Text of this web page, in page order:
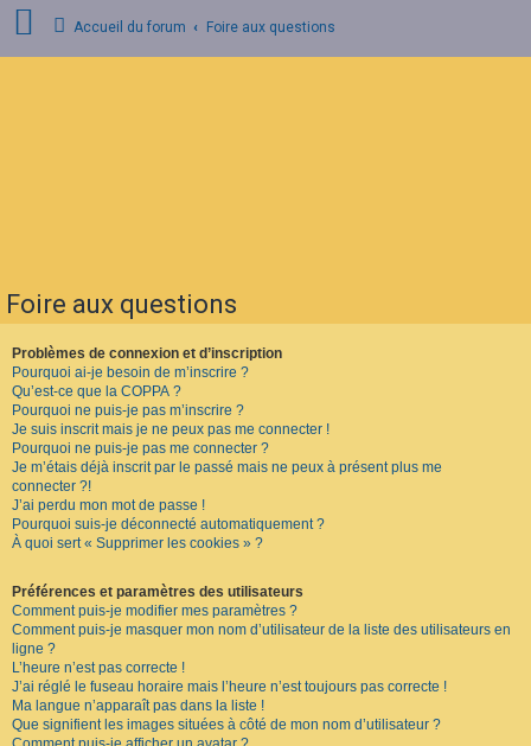
s
c
r
i
p
t
i
o
n
F
Accueil du forum Foire aux questions
Foire aux questions
Problèmes de connexion et d’inscription
Pourquoi ai-je besoin de m’inscrire ?
Qu’est-ce que la COPPA ?
Pourquoi ne puis-je pas m’inscrire ?
Je suis inscrit mais je ne peux pas me connecter !
Pourquoi ne puis-je pas me connecter ?
Je m’étais déjà inscrit par le passé mais ne peux à présent plus me
connecter ?!
J’ai perdu mon mot de passe !
Pourquoi suis-je déconnecté automatiquement ?
À quoi sert « Supprimer les cookies » ?
Préférences et paramètres des utilisateurs
Comment puis-je modifier mes paramètres ?
Comment puis-je masquer mon nom d’utilisateur de la liste des utilisateurs en
ligne ?
L’heure n’est pas correcte !
J’ai réglé le fuseau horaire mais l’heure n’est toujours pas correcte !
Ma langue n’apparaît pas dans la liste !
Que signifient les images situées à côté de mon nom d’utilisateur ?